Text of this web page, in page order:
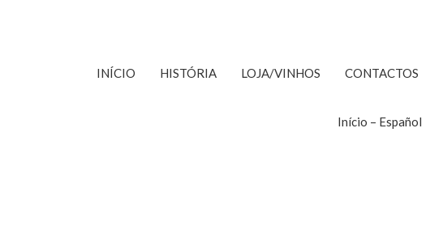
INÍCIO
HISTÓRIA LOJA/VINHOS CONTACTOS
Início – Español